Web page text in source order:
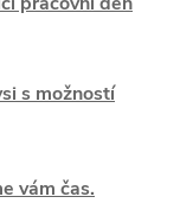
s možností
vám čas.